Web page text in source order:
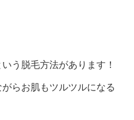
う脱毛方法があります！
らお肌もツルツルになる